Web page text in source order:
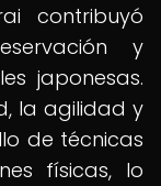
contribuyó
y
japonesas.
la agilidad y
de técnicas
físicas, lo